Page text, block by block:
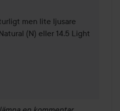
men lite ljusare
(N) eller 14.5 Light